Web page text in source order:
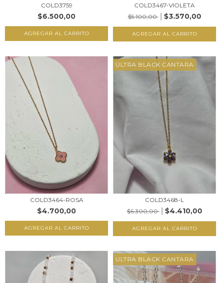
COLD3759
$6.500,00
AGREGAR AL CARRITO
COLD3467-VIOLETA
$5.100,00
$3.570,00
AGREGAR AL CARRITO
COLD3464-ROSA
$4.700,00
AGREGAR AL CARRITO
ULTRA BLACK CANTARA
COLD3468-L
$6.300,00
$4.410,00
AGREGAR AL CARRITO
ULTRA BLACK CANTARA